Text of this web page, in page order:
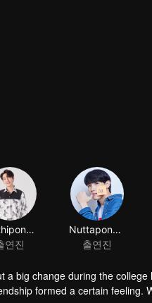
a big change during the
formed a certain